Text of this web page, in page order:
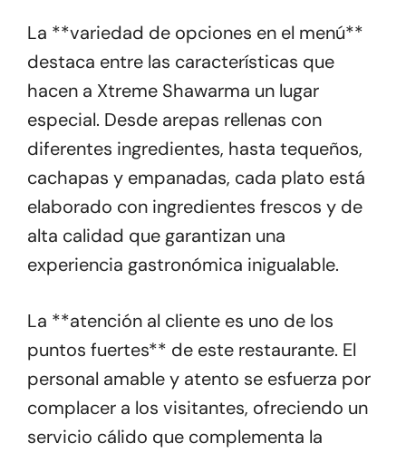
La **variedad de opciones en el menú**
destaca entre las características que
hacen a Xtreme Shawarma un lugar
especial. Desde arepas rellenas con
diferentes ingredientes, hasta tequeños,
cachapas y empanadas, cada plato está
elaborado con ingredientes frescos y de
alta calidad que garantizan una
experiencia gastronómica inigualable.
La **atención al cliente es uno de los
puntos fuertes** de este restaurante. El
personal amable y atento se esfuerza por
complacer a los visitantes, ofreciendo un
servicio cálido que complementa la